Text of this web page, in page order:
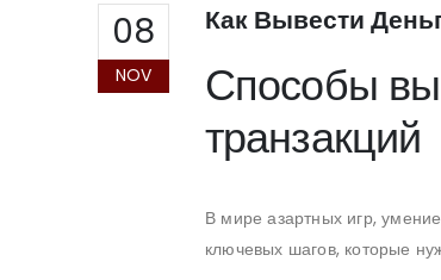
08
NOV
Как Вывести
Способы
транзакций
В мире азартных игр,
ключевых шагов, которые